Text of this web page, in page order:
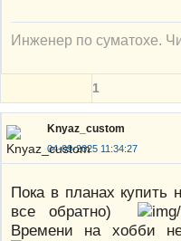
Инженер по суматохе.
1
Knyaz_custom
04-09-2025 11:34:27
Пока в планах купить
все обратно)
Времени на хобби не